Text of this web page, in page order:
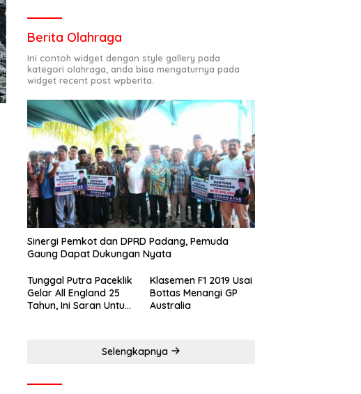
Berita Olahraga
Ini contoh widget dengan style gallery pada
kategori olahraga, anda bisa mengaturnya pada
widget recent post wpberita.
Sinergi Pemkot dan DPRD Padang, Pemuda
Gaung Dapat Dukungan Nyata
Tunggal Putra Paceklik
Gelar All England 25
Tahun, Ini Saran Untuk
Klasemen F1 2019 Usai
Bottas Menangi GP
Australia
Selengkapnya